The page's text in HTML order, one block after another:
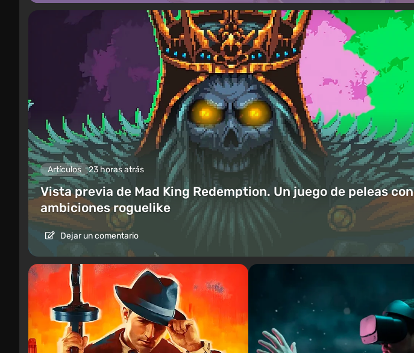
Artículos 23 horas atrás
Vista previa de Mad King Redemption. Un juego de peleas con
ambiciones roguelike
Dejar un comentario